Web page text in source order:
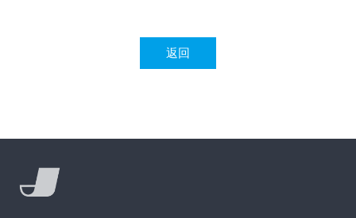
返回